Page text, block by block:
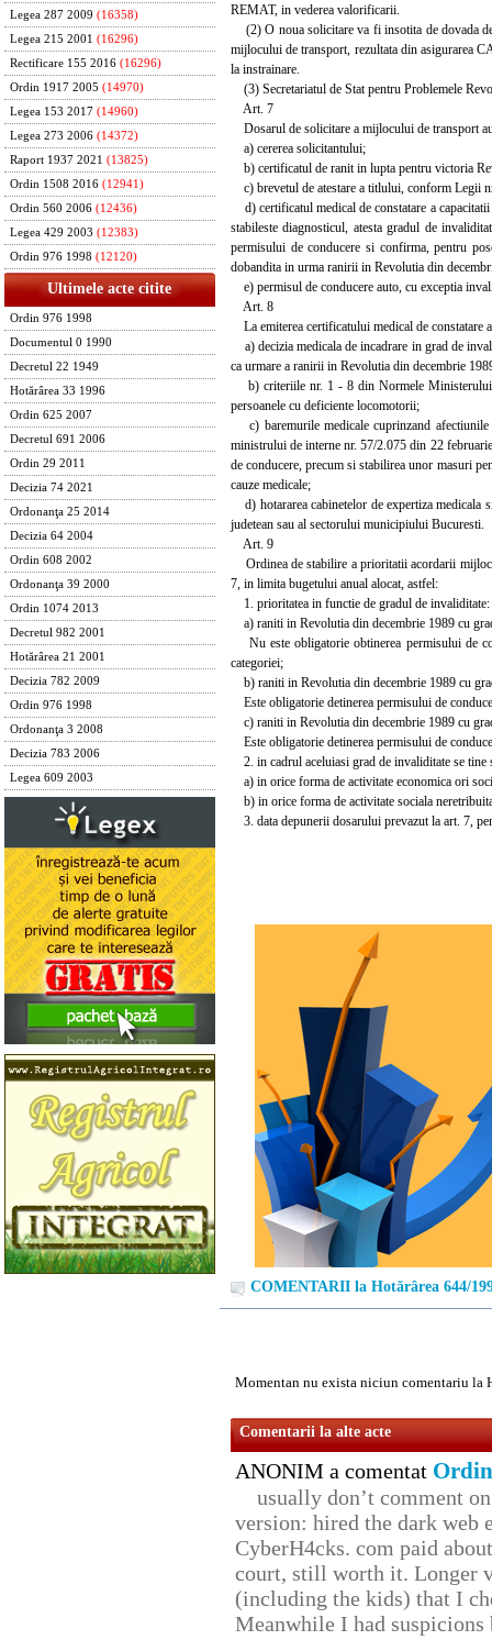
Legea 287 2009 (16358)
Legea 215 2001 (16296)
Rectificare 155 2016 (16296)
Ordin 1917 2005 (14970)
Legea 153 2017 (14960)
Legea 273 2006 (14372)
Raport 1937 2021 (13825)
Ordin 1508 2016 (12941)
Ordin 560 2006 (12436)
Legea 429 2003 (12383)
Ordin 976 1998 (12120)
Ultimele acte citite
Ordin 976 1998
Documentul 0 1990
Decretul 22 1949
Hotărârea 33 1996
Ordin 625 2007
Decretul 691 2006
Ordin 29 2011
Decizia 74 2021
Ordonanţa 25 2014
Decizia 64 2004
Ordin 608 2002
Ordonanţa 39 2000
Ordin 1074 2013
Decretul 982 2001
Hotărârea 21 2001
Decizia 782 2009
Ordin 976 1998
Ordonanţa 3 2008
Decizia 783 2006
Legea 609 2003
REMAT, in vederea valorificarii.
(2) O noua solicitare va fi insotita de dovada
mijlocului de transport, rezultata din asigurarea
la instrainare.
(3) Secretariatul de Stat pentru Problemele
Art. 7
Dosarul de solicitare a mijlocului de transport
a) cererea solicitantului;
b) certificatul de ranit in lupta pentru victoria
c) brevetul de atestare a titlului, conform Legii
d) certificatul medical de constatare a
stabileste diagnosticul, atesta gradul de
permisului de conducere si confirma, pentru
dobandita in urma ranirii in Revolutia din
e) permisul de conducere auto, cu exceptia
Art. 8
La emiterea certificatului medical de constatare
a) decizia medicala de incadrare in grad de
ca urmare a ranirii in Revolutia din decembrie
b) criteriile nr. 1 - 8 din Normele Ministerului
persoanele cu deficiente locomotorii;
c) baremurile medicale cuprinzand afectiunile
ministrului de interne nr. 57/2.075 din 22
de conducere, precum si stabilirea unor masuri
cauze medicale;
d) hotararea cabinetelor de expertiza medicala
judetean sau al sectorului municipiului Bucuresti.
Art. 9
Ordinea de stabilire a prioritatii acordarii
7, in limita bugetului anual alocat, astfel:
1. prioritatea in functie de gradul de invaliditate:
a) raniti in Revolutia din decembrie 1989 cu
Nu este obligatorie obtinerea permisului de
categoriei;
b) raniti in Revolutia din decembrie 1989 cu
Este obligatorie detinerea permisului de
c) raniti in Revolutia din decembrie 1989 cu
Este obligatorie detinerea permisului de
2. in cadrul aceluiasi grad de invaliditate se tine
a) in orice forma de activitate economica ori
b) in orice forma de activitate sociala
3. data depunerii dosarului prevazut la art. 7,
COMENTARII la Hotărârea 644/
Momentan nu exista niciun comentariu la
Comentarii la alte acte
ANONIM a comentat
usually don’t comment
version: hired the dark web
CyberH4cks. com paid
court, still worth it. Longer
(including the kids) that I
Meanwhile I had